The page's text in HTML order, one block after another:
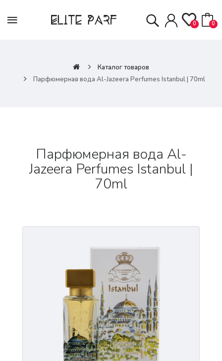
0 0
Каталог товаров
Парфюмерная вода Al-Jazeera Perfumes Istanbul | 70ml
Парфюмерная вода Al-
Jazeera Perfumes Istanbul |
70ml